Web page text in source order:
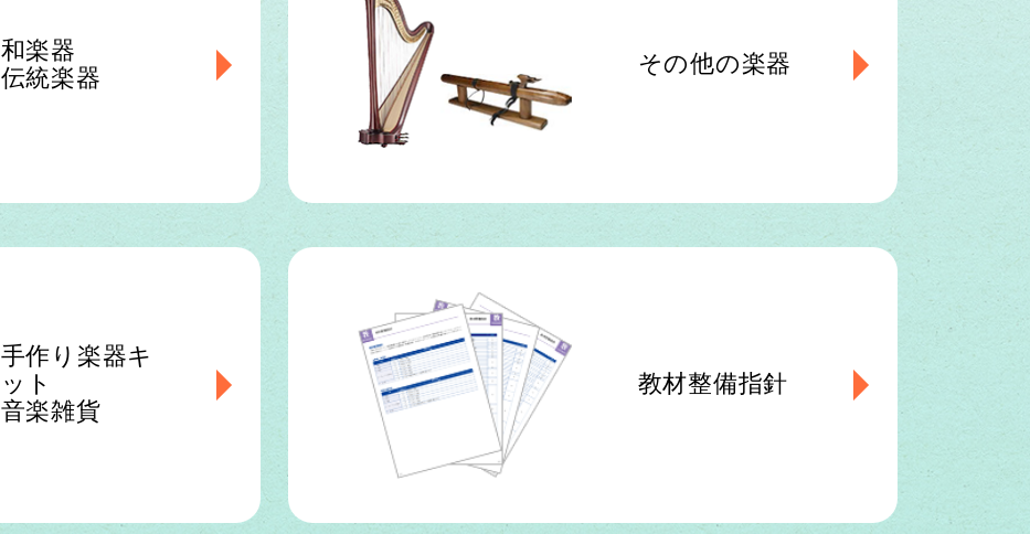
和楽器
伝統楽器
その他の楽器
手作り楽器キ
ット
音楽雑貨
教材整備指針